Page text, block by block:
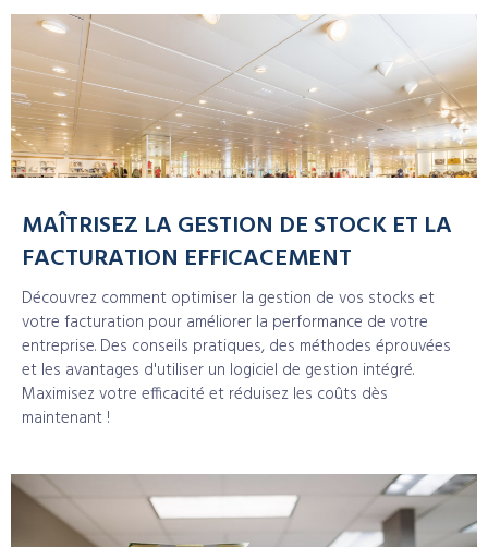
MAÎTRISEZ LA GESTION DE STOCK ET LA
FACTURATION EFFICACEMENT
Découvrez comment optimiser la gestion de vos stocks et
votre facturation pour améliorer la performance de votre
entreprise. Des conseils pratiques, des méthodes éprouvées
et les avantages d'utiliser un logiciel de gestion intégré.
Maximisez votre efficacité et réduisez les coûts dès
maintenant !